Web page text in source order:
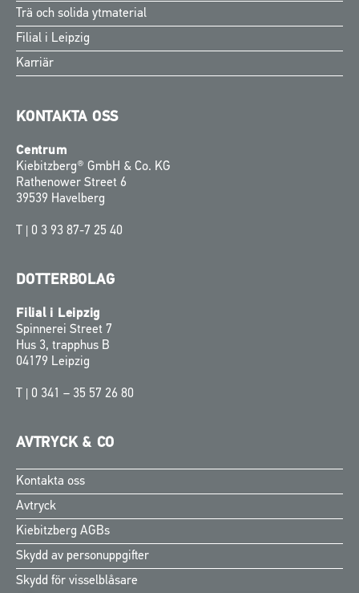
Trä och solida ytmaterial
Filial i Leipzig
Karriär
KONTAKTA OSS
Centrum
Kiebitzberg® GmbH & Co. KG
Rathenower Street 6
39539 Havelberg
T | 0 3 93 87-7 25 40
DOTTERBOLAG
Filial i Leipzig
Spinnerei Street 7
Hus 3, trapphus B
04179 Leipzig
T | 0 341 – 35 57 26 80
AVTRYCK & CO
Kontakta oss
Avtryck
Kiebitzberg AGBs
Skydd av personuppgifter
Skydd för visselblåsare